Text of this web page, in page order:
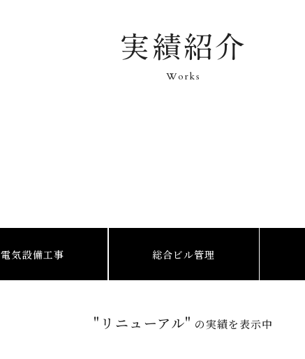
実績紹介
Works
電気設備工事 総合ビル管理
"リニューアル" の実績を表示中